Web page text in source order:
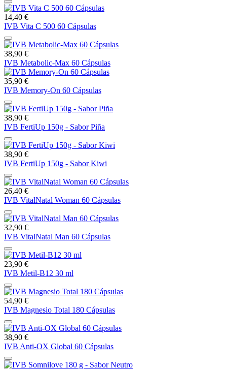
14,40 €
IVB Vita C 500 60 Cápsulas
38,90 €
IVB Metabolic-Max 60 Cápsulas
35,90 €
IVB Memory-On 60 Cápsulas
38,90 €
IVB FertiUp 150g - Sabor Piña
38,90 €
IVB FertiUp 150g - Sabor Kiwi
26,40 €
IVB VitalNatal Woman 60 Cápsulas
32,90 €
IVB VitalNatal Man 60 Cápsulas
23,90 €
IVB Metil-B12 30 ml
54,90 €
IVB Magnesio Total 180 Cápsulas
38,90 €
IVB Anti-OX Global 60 Cápsulas